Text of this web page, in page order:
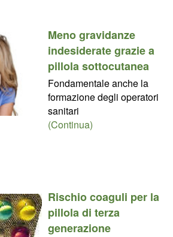
Meno gravidanze
indesiderate grazie a
pillola sottocutanea
Fondamentale anche la
formazione degli operatori
sanitari
(Continua)
Rischio coaguli per la
pillola di terza
generazione